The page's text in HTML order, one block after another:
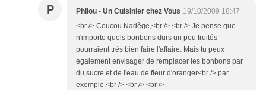
P Philou - Un Cuisinier chez Vous 19/10/2009 18:47
<br /> Coucou Nadège,<br /> <br /> Je pense que
n'importe quels bonbons durs un peu fruités
pourraient très bien faire l'affaire. Mais tu peux
également envisager de remplacer les bonbons par
du sucre et de l'eau de fleur d'oranger<br /> par
exemple.<br /> <br /> <br />